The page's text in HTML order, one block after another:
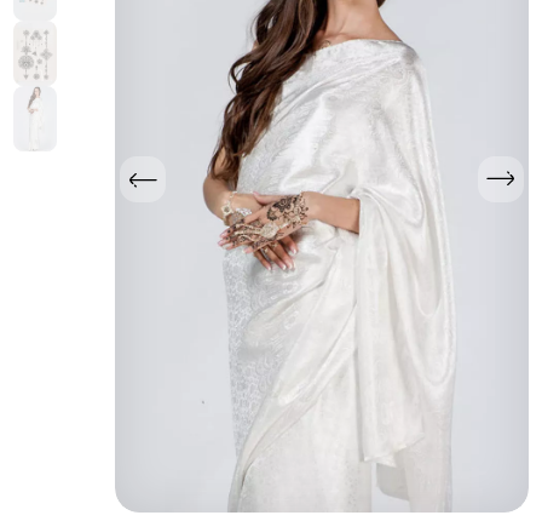
Корзина покупок пуста..